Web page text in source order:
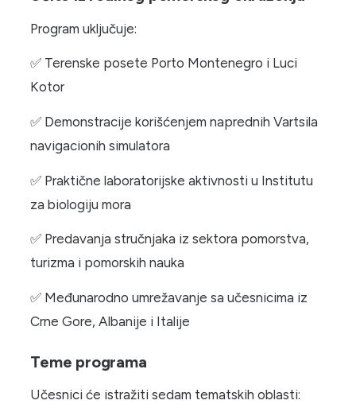
Program uključuje:
✅ Terenske posete Porto Montenegro i Luci
Kotor
✅ Demonstracije korišćenjem naprednih Vartsila
navigacionih simulatora
✅ Praktične laboratorijske aktivnosti u Institutu
za biologiju mora
✅ Predavanja stručnjaka iz sektora pomorstva,
turizma i pomorskih nauka
✅ Međunarodno umrežavanje sa učesnicima iz
Crne Gore, Albanije i Italije
Teme programa
Učesnici će istražiti sedam tematskih oblasti: